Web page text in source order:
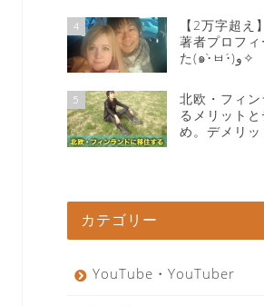
4
【2万字超え
著者プロフ
た(๑•̀ㅂ•́)و✧
5
北欧・フィ
るメリット
め。デメリッ
カテゴリー
YouTube・YouTuber